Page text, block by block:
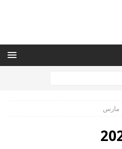
مارس